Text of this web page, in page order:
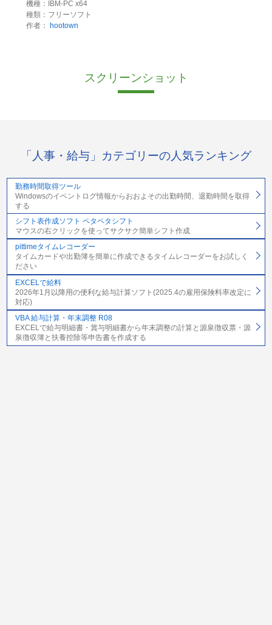
機種：IBM-PC x64
種類：フリーソフト
作者：
hootown
スクリーンショット
「人事・給与」カテゴリーの人気ランキング
勤務時間取得ツール
Windowsのイベントログ情報からおおよその出勤時間、退勤時間を取得
する
シフト表作成ソフト ペタペタシフト
マウスの右クリックを使ってサクサク簡単シフト作成
pittimeタイムレコーダー
タイムカードや出勤簿を簡単に作成できるタイムレコーダーをお試しく
ださい
EXCELで給料
2026年1月以降用の便利な給与計算ソフト(2025.4の雇用保険料率改定に
対応)
VBA 給与計算・年末調整 R08
EXCELで給与明細書・賞与明細書から年末調整の計算と源泉徴収票・源
泉徴収簿と扶養控除等申告書を作成する